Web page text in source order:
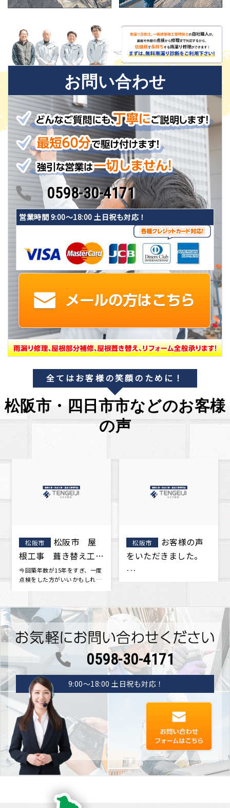
お問い合わせ
0598-30-4171
営業時間 9:00〜18:00 土日祝も対応！
全てはお客様の笑顔のために！
松阪市・四日市市などのお客様
の声
松阪市
お客様の声
をいただきました。
･･･
松阪市 外壁
重ね張り工事 K様
丁寧に工事してもらい、細かな
0598-30-4171
9:00〜18:00 土日祝も対応！